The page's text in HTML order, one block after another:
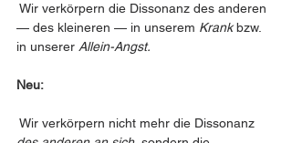
Wir verkörpern die Dissonanz des anderen
— des kleineren — in unserem Krank bzw.
in unserer Allein-Angst.
Neu:
Wir verkörpern nicht mehr die Dissonanz